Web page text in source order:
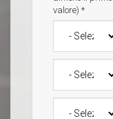
valore) *